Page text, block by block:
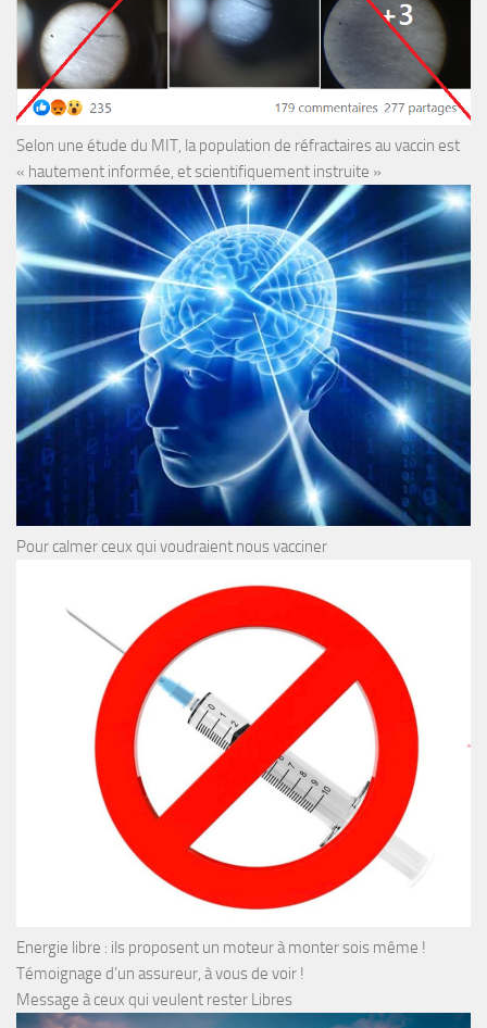
Selon une étude du MIT, la population de réfractaires au vaccin est
« hautement informée, et scientifiquement instruite »
Pour calmer ceux qui voudraient nous vacciner
Energie libre : ils proposent un moteur à monter sois même !
Témoignage d’un assureur, à vous de voir !
Message à ceux qui veulent rester Libres